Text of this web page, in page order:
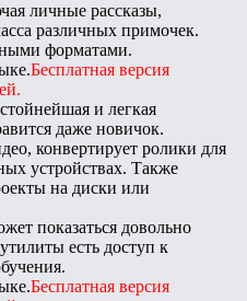
личные рассказы,
различных примочек.
форматами.
Бесплатная версия
и легкая
даже новичок.
конвертирует ролики для
устройствах. Также
на диски или
показаться довольно
есть доступ к
Бесплатная версия